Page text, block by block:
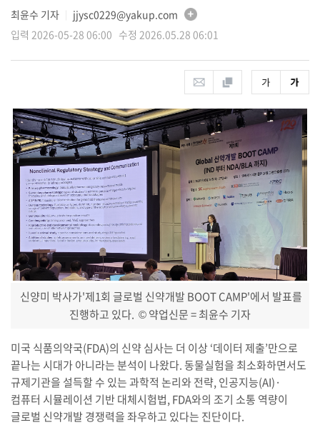
최윤수 기자
jjysc0229@yakup.com
입력 2026-05-28 06:00 수정 2026.05.28 06:01
신양미 박사가'제1회 글로벌 신약개발 BOOT CAMP'에서 발표를
진행하고 있다. © 약업신문 = 최윤수 기자
미국 식품의약국(FDA)의 신약 심사는 더 이상 ‘데이터 제출’만으로
끝나는 시대가 아니라는 분석이 나왔다. 동물실험을 최소화하면서도
규제기관을 설득할 수 있는 과학적 논리와 전략, 인공지능(AI)·
컴퓨터 시뮬레이션 기반 대체시험법, FDA와의 조기 소통 역량이
글로벌 신약개발 경쟁력을 좌우하고 있다는 진단이다.